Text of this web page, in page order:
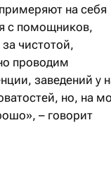
на себя
с помощников,
чистотой,
проводим
заведений у
но, на
– говорит